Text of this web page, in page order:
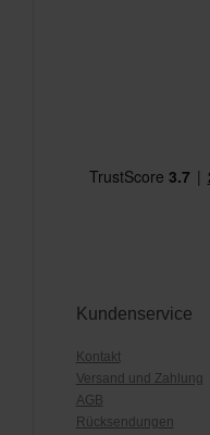
Kundenservice
Kontakt
Versand und Zahlung
AGB
Rücksendungen